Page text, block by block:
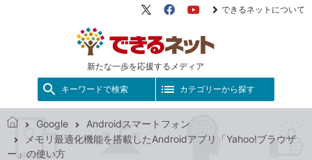
新たな一歩を応援するメディア
X（旧
FacebookYouTube
できるネットについて
キーワードで検索 カテゴリーから探す
Google
Androidスマートフォン
メモリ最適化機能を搭載したAndroidアプリ「Yahoo!ブラウザ
ー」の使い方